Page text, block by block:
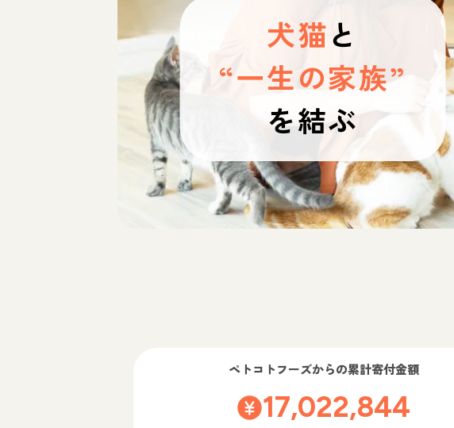
犬猫と
“一生の家族”
を結ぶ
ペトコトフーズからの累計寄付金額
17,022,844